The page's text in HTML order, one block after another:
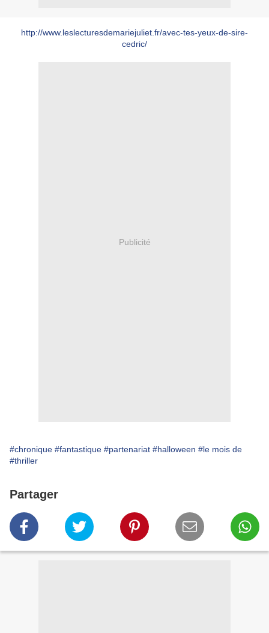
http://www.leslecturesdemariejuliet.fr/avec-tes-yeux-de-sire-
cedric/
Publicité
#chronique #fantastique #partenariat #halloween #le mois de
#thriller
Partager